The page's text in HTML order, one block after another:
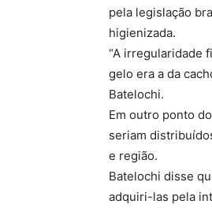
pela legislação
higienizada.
“A irregularidade
gelo era a da
Batelochi.
Em outro ponto
seriam
e região.
Batelochi disse
adquiri-las pela